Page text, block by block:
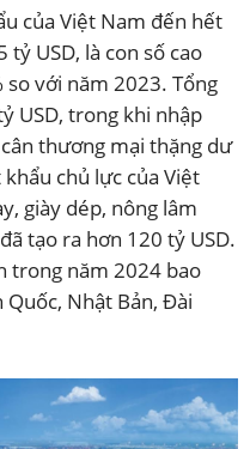
của Việt Nam đến hết
USD, là con số cao
với năm 2023. Tổng
USD, trong khi nhập
thương mại thặng dư
khẩu chủ lực của Việt
giày dép, nông lâm
tạo ra hơn 120 tỷ USD.
trong năm 2024 bao
Quốc, Nhật Bản, Đài